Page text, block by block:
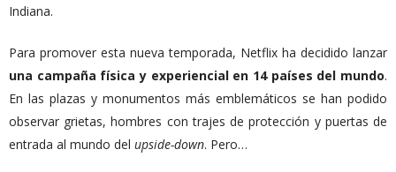
Indiana.
Para promover esta nueva temporada, Netflix ha decidido lanzar
una campaña física y experiencial en 14 países del mundo.
En las plazas y monumentos más emblemáticos se han podido
observar grietas, hombres con trajes de protección y puertas de
entrada al mundo del upside-down. Pero…